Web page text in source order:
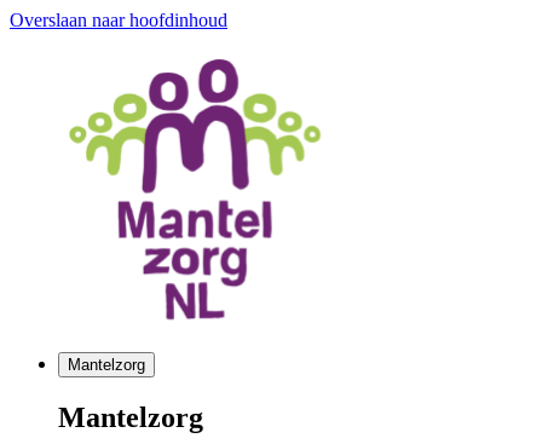
Overslaan naar hoofdinhoud
Mantelzorg
Mantelzorg